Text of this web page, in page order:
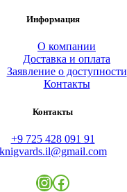
Информация
О компании
Доставка и оплата
Заявление о доступности
Контакты
Контакты
+9 725 428 091 91
knigvards.il@gmail.com
Instagram
Facebook